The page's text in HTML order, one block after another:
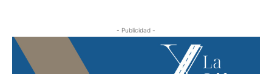
- Publicidad -